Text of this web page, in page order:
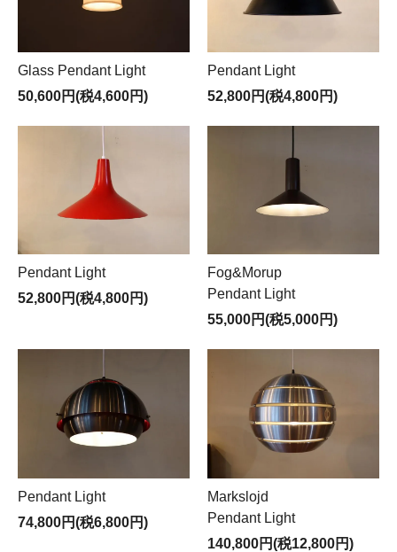
Glass Pendant Light
50,600円(税4,600円)
Pendant Light
52,800円(税4,800円)
Pendant Light
52,800円(税4,800円)
Fog&Morup
Pendant Light
55,000円(税5,000円)
Pendant Light
74,800円(税6,800円)
Markslojd
Pendant Light
140,800円(税12,800円)